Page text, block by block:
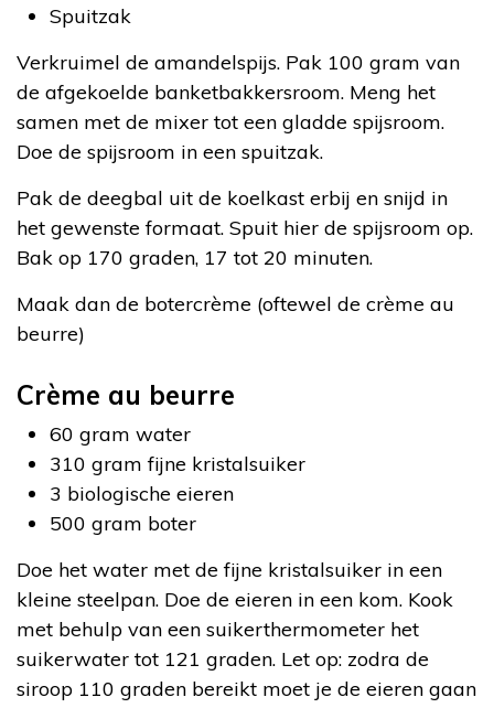
Spuitzak
Verkruimel de amandelspijs. Pak 100 gram van
de afgekoelde banketbakkersroom. Meng het
samen met de mixer tot een gladde spijsroom.
Doe de spijsroom in een spuitzak.
Pak de deegbal uit de koelkast erbij en snijd in
het gewenste formaat. Spuit hier de spijsroom op.
Bak op 170 graden, 17 tot 20 minuten.
Maak dan de botercrème (oftewel de crème au
beurre)
Crème au beurre
60 gram water
310 gram fijne kristalsuiker
3 biologische eieren
500 gram boter
Doe het water met de fijne kristalsuiker in een
kleine steelpan. Doe de eieren in een kom. Kook
met behulp van een suikerthermometer het
suikerwater tot 121 graden. Let op: zodra de
siroop 110 graden bereikt moet je de eieren gaan